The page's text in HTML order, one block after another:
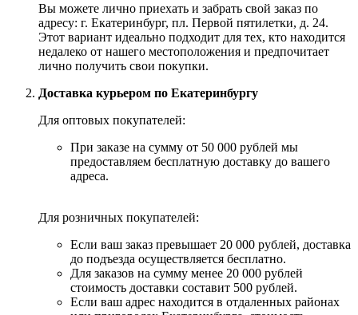
Вы можете лично приехать и забрать свой заказ по
адресу: г. Екатеринбург, пл. Первой пятилетки, д. 24.
Этот вариант идеально подходит для тех, кто находится
недалеко от нашего местоположения и предпочитает
лично получить свои покупки.
Доставка курьером по Екатеринбургу
Для оптовых покупателей:
При заказе на сумму от 50 000 рублей мы
предоставляем бесплатную доставку до вашего
адреса.
Для розничных покупателей:
Если ваш заказ превышает 20 000 рублей, доставка
до подъезда осуществляется бесплатно.
Для заказов на сумму менее 20 000 рублей
стоимость доставки составит 500 рублей.
Если ваш адрес находится в отдаленных районах